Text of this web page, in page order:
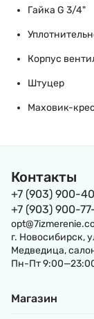
Гайка G 3/4"
Корпус
Штуцер
Маховик-
Контакты
+7 (903) 900-
+7 (903) 900-
г. Новосибирск,
Медведица,
Пн-Пт
Магазин